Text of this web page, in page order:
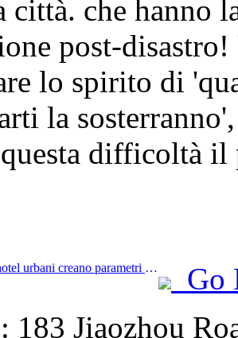
città. che hanno
post-
lo spirito di
la
questa difficoltà
Prev:I comfort hotel urbani creano parametri di riferimento in termini di prestazioni e promuovono lo sviluppo del settore
Go
183 Jiaozhou